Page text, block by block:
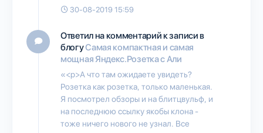
30-08-2019 15:59
Ответил на комментарий к записи в
блогуСамая компактная и самая
мощная Яндекс.Розетка с Али
«<p>А что там ожидаете увидеть?
Розетка как розетка, только маленькая.
Я посмотрел обзоры и на блитцвульф, и
на последнюю ссылку якобы клона -
тоже ничего нового не узнал. Все